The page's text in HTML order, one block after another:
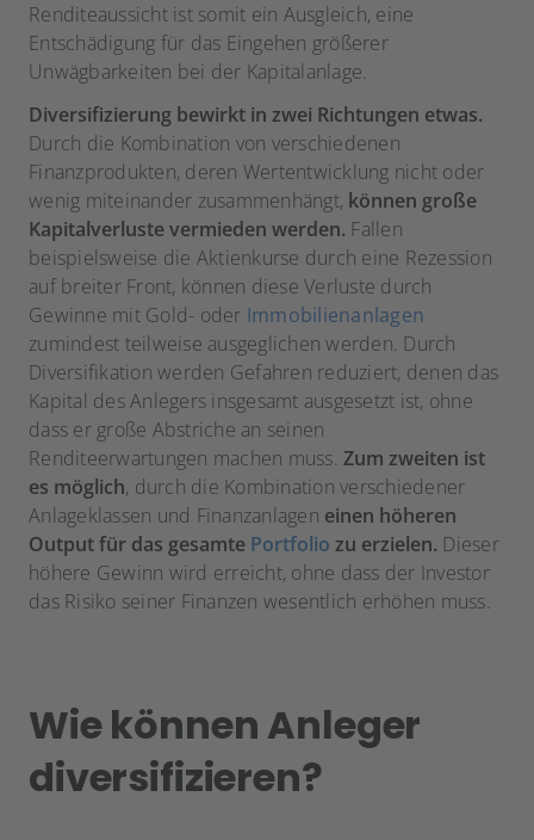
Renditeaussicht ist somit ein Ausgleich, eine
Entschädigung für das Eingehen größerer
Unwägbarkeiten bei der Kapitalanlage.
Diversifizierung bewirkt in zwei Richtungen etwas.
Durch die Kombination von verschiedenen
Finanzprodukten, deren Wertentwicklung nicht oder
wenig miteinander zusammenhängt, können große
Kapitalverluste vermieden werden. Fallen
beispielsweise die Aktienkurse durch eine Rezession
auf breiter Front, können diese Verluste durch
Gewinne mit Gold- oder Immobilienanlagen
zumindest teilweise ausgeglichen werden. Durch
Diversifikation werden Gefahren reduziert, denen das
Kapital des Anlegers insgesamt ausgesetzt ist, ohne
dass er große Abstriche an seinen
Renditeerwartungen machen muss. Zum zweiten ist
es möglich, durch die Kombination verschiedener
Anlageklassen und Finanzanlagen einen höheren
Output für das gesamte Portfolio zu erzielen. Dieser
höhere Gewinn wird erreicht, ohne dass der Investor
das Risiko seiner Finanzen wesentlich erhöhen muss.
Wie können Anleger
diversifizieren?